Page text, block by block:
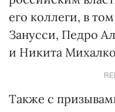
его коллеги, в
Занусси, Педро
и Никита
Также с